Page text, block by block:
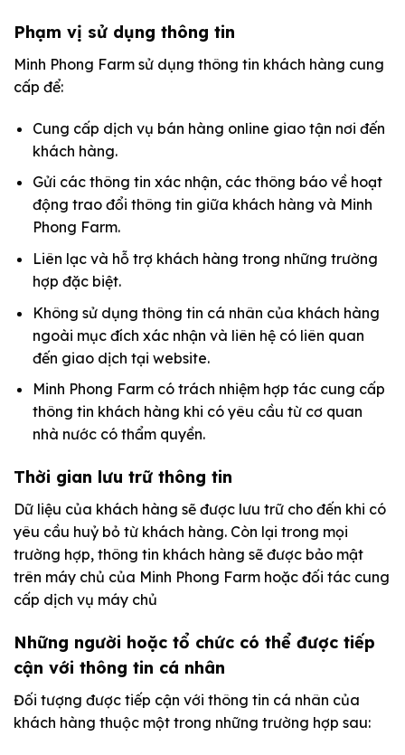
Phạm vị sử dụng thông tin
Minh Phong Farm sử dụng thông tin khách hàng cung
cấp để:
Cung cấp dịch vụ bán hàng online giao tận nơi đến
khách hàng.
Gửi các thông tin xác nhận, các thông báo về hoạt
động trao đổi thông tin giữa khách hàng và Minh
Phong Farm.
Liên lạc và hỗ trợ khách hàng trong những trường
hợp đặc biệt.
Không sử dụng thông tin cá nhân của khách hàng
ngoài mục đích xác nhận và liên hệ có liên quan
đến giao dịch tại website.
Minh Phong Farm có trách nhiệm hợp tác cung cấp
thông tin khách hàng khi có yêu cầu từ cơ quan
nhà nước có thẩm quyền.
Thời gian lưu trữ thông tin
Dữ liệu của khách hàng sẽ được lưu trữ cho đến khi có
yêu cầu huỷ bỏ từ khách hàng. Còn lại trong mọi
trường hợp, thông tin khách hàng sẽ được bảo mật
trên máy chủ của Minh Phong Farm hoặc đối tác cung
cấp dịch vụ máy chủ
Những người hoặc tổ chức có thể được tiếp
cận với thông tin cá nhân
Đối tượng được tiếp cận với thông tin cá nhân của
khách hàng thuộc một trong những trường hợp sau: